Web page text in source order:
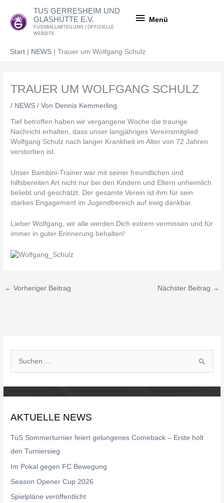
Inhalt
springen
TUS GERRESHEIM UND
GLASHÜTTE E.V.
FUSSBALLABTEILUNG | OFFIZIELLE
WEBSITE
Menü
Start NEWS Trauer um Wolfgang Schulz
TRAUER UM WOLFGANG SCHULZ
/ NEWS / Von Dennis Kemmerling
Tief betroffen haben wir vergangene Woche die traurige
Nachricht erhalten, dass unser langjähriges Vereinsmitglied
Wolfgang Schulz nach langer Krankheit im Alter von 72 Jahren
verstorben ist.
Unser Bambini-Trainer war mit seiner freundlichen und
hilfsbereiten Art nicht nur bei den Kindern und Eltern unheimlich
beliebt und geschätzt. Der gesamte Verein ist ihm für sein
starkes Engagement im Jugendbereich auf ewig dankbar.
Lieber Wolfgang, wir alle werden Dich extrem vermissen und für
immer in guter Erinnerung behalten!
← Vorheriger Beitrag Nächster Beitrag →
e
c
h
:
AKTUELLE NEWS
TuS Sommerturnier feiert gelungenes Comeback – Erste holt
den Turniersieg
Im Pokal gegen FC Bewegung
Season Opener Cup 2026
Spielpläne veröffentlicht